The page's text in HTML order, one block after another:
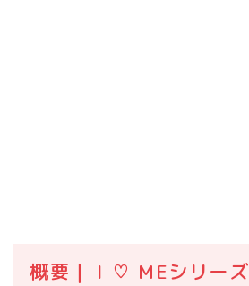
概要｜ I ♡ MEシリーズ